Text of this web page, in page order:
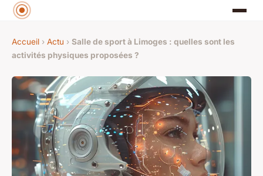
Accueil › Actu › Salle de sport à Limoges : quelles sont les
activités physiques proposées ?